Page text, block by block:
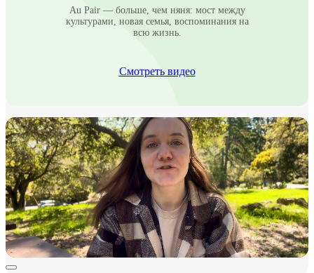
Au Pair — больше, чем няня: мост между
культурами, новая семья, воспоминания на
всю жизнь.
Смотреть видео